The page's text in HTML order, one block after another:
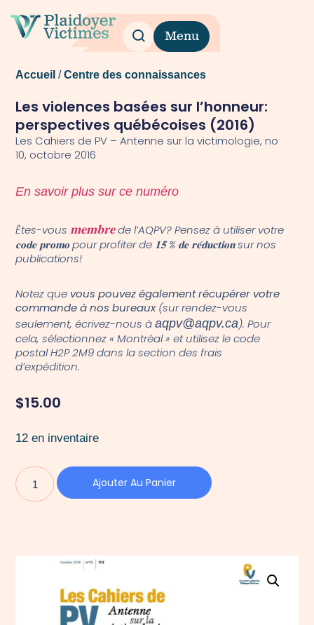
Menu
Accueil /Centre des connaissances
Les violences basées sur l’honneur:
perspectives québécoises (2016)
Les Cahiers de PV – Antenne sur la victimologie, no
10, octobre 2016
En savoir plus sur ce numéro
Êtes-vous𝐦𝐞𝐦𝐛𝐫𝐞de l’AQPV? Pensez à utiliser votre
𝐜𝐨𝐝𝐞 𝐩𝐫𝐨𝐦𝐨 pour profiter de 𝟏𝟓 % 𝐝𝐞 𝐫𝐞́𝐝𝐮𝐜𝐭𝐢𝐨𝐧 sur nos
publications!
Notez que vous pouvez également récupérer votre
commande à nos bureaux(sur rendez-vous
seulement, écrivez-nous àaqpv@aqpv.ca). Pour
cela, sélectionnez « Montréal » et utilisez le code
postal H2P 2M9 dans la section des frais
d’expédition.
$15.00
12 en inventaire
Ajouter Au Panier